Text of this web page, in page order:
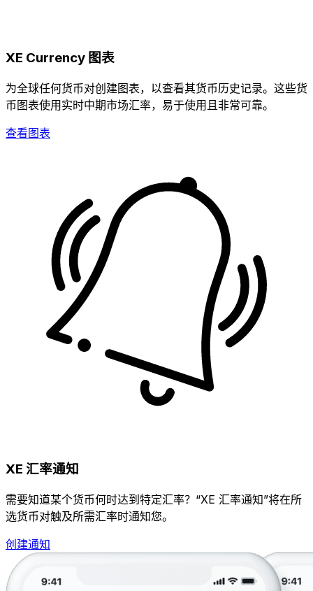
XE Currency 图表
为全球任何货币对创建图表，以查看其货币历史记录。这些货
币图表使用实时中期市场汇率，易于使用且非常可靠。
查看图表
XE 汇率通知
需要知道某个货币何时达到特定汇率？“XE 汇率通知”将在所
选货币对触及所需汇率时通知您。
创建通知